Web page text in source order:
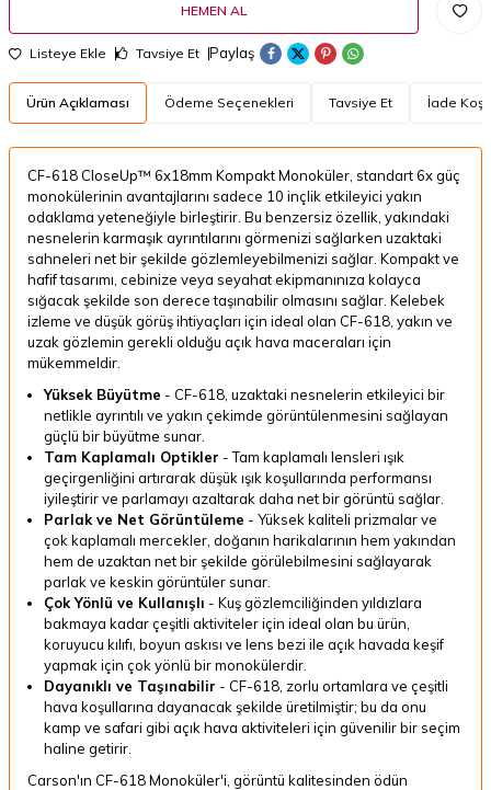
HEMEN AL
Listeye Ekle Tavsiye Et Paylaş
Ürün Açıklaması Ödeme Seçenekleri Tavsiye Et İade
CF-618 CloseUp™ 6x18mm Kompakt Monoküler, standart 6x güç
monokülerinin avantajlarını sadece 10 inçlik etkileyici yakın
odaklama yeteneğiyle birleştirir. Bu benzersiz özellik, yakındaki
nesnelerin karmaşık ayrıntılarını görmenizi sağlarken uzaktaki
sahneleri net bir şekilde gözlemleyebilmenizi sağlar. Kompakt ve
hafif tasarımı, cebinize veya seyahat ekipmanınıza kolayca
sığacak şekilde son derece taşınabilir olmasını sağlar. Kelebek
izleme ve düşük görüş ihtiyaçları için ideal olan CF-618, yakın ve
uzak gözlemin gerekli olduğu açık hava maceraları için
mükemmeldir.
Yüksek Büyütme - CF-618, uzaktaki nesnelerin etkileyici bir
netlikle ayrıntılı ve yakın çekimde görüntülenmesini sağlayan
güçlü bir büyütme sunar.
Tam Kaplamalı Optikler - Tam kaplamalı lensleri ışık
geçirgenliğini artırarak düşük ışık koşullarında performansı
iyileştirir ve parlamayı azaltarak daha net bir görüntü sağlar.
Parlak ve Net Görüntüleme - Yüksek kaliteli prizmalar ve
çok kaplamalı mercekler, doğanın harikalarının hem yakından
hem de uzaktan net bir şekilde görülebilmesini sağlayarak
parlak ve keskin görüntüler sunar.
Çok Yönlü ve Kullanışlı - Kuş gözlemciliğinden yıldızlara
bakmaya kadar çeşitli aktiviteler için ideal olan bu ürün,
koruyucu kılıfı, boyun askısı ve lens bezi ile açık havada keşif
yapmak için çok yönlü bir monokülerdir.
Dayanıklı ve Taşınabilir - CF-618, zorlu ortamlara ve çeşitli
hava koşullarına dayanacak şekilde üretilmiştir; bu da onu
kamp ve safari gibi açık hava aktiviteleri için güvenilir bir seçim
haline getirir.
Carson'ın CF-618 Monoküler'i, görüntü kalitesinden ödün